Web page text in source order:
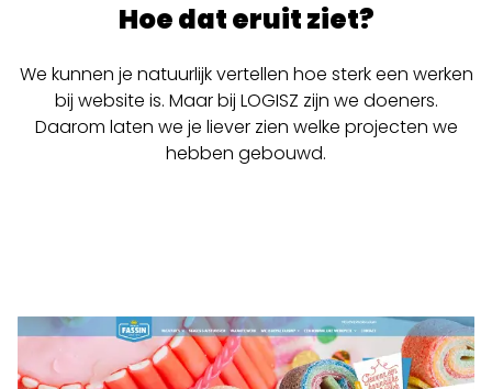
Hoe dat eruit ziet?
We kunnen je natuurlijk vertellen hoe sterk een werken
bij website is. Maar bij LOGISZ zijn we doeners.
Daarom laten we je liever zien welke projecten we
hebben gebouwd.